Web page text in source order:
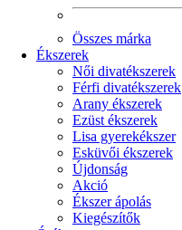
Összes márka
Ékszerek
Női divatékszerek
Férfi divatékszerek
Arany ékszerek
Ezüst ékszerek
Lisa gyerekékszer
Esküvői ékszerek
Újdonság
Akció
Ékszer ápolás
Kiegészítők